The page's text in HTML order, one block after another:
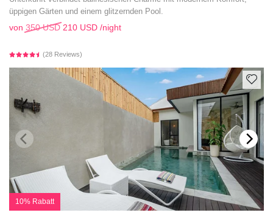
üppigen Gärten und einem glitzernden Pool.
von 350 USD 210 USD /night
(28 Reviews)
10% Rabatt